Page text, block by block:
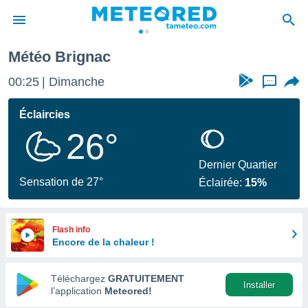
de
en
Météo Brignac
00:25 Dimanche ...
Éclaircies
26°
Sensation de 27°
Dernier Quartier
Éclairée: 15%
Flash info
Encore de la chaleur !
Téléchargez GRATUITEMENT
l’application Meteored!
Installer